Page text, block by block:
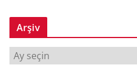
Arşiv
r